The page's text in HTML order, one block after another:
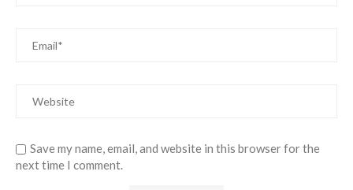
Save my name, email, and website in this browser for the
next time I comment.